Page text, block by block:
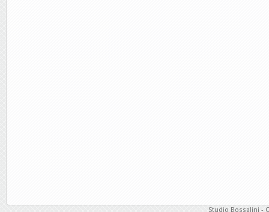
Studio Bossalini -